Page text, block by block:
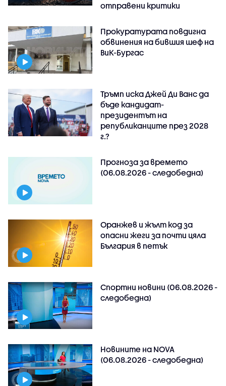
отправени критики
Прокуратурата повдигна
обвинения на бившия шеф на
ВиК-Бургас
Тръмп иска Джей Ди Ванс да
бъде кандидат-
президентът на
републиканците през 2028
г.?
Прогноза за времето
(06.08.2026 - следобедна)
Оранжев и жълт код за
опасни жеги за почти цяла
България в петък
Спортни новини (06.08.2026 -
следобедна)
Новините на NOVA
(06.08.2026 - следобедна)